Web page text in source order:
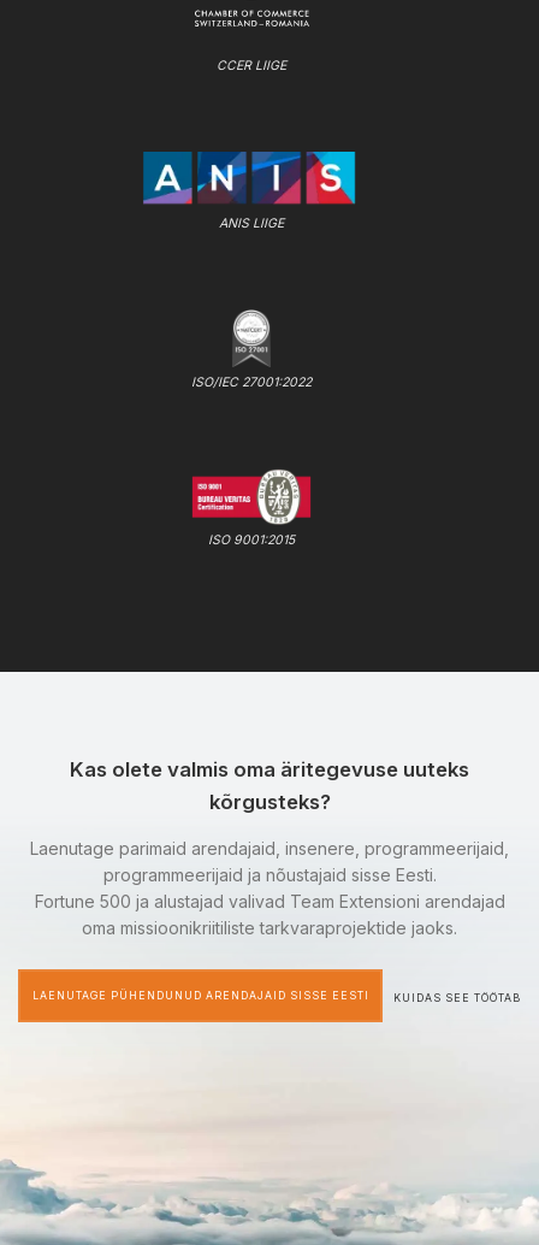
CCER LIIGE
ANIS LIIGE
ISO/IEC 27001:2022
ISO 9001:2015
Kas olete valmis oma äritegevuse uuteks
kõrgusteks?
Laenutage parimaid arendajaid, insenere, programmeerijaid,
programmeerijaid ja nõustajaid sisse Eesti.
Fortune 500 ja alustajad valivad Team Extensioni arendajad
oma missioonikriitiliste tarkvaraprojektide jaoks.
LAENUTAGE PÜHENDUNUD ARENDAJAID SISSE EESTI KUIDAS SEE TÖÖTAB